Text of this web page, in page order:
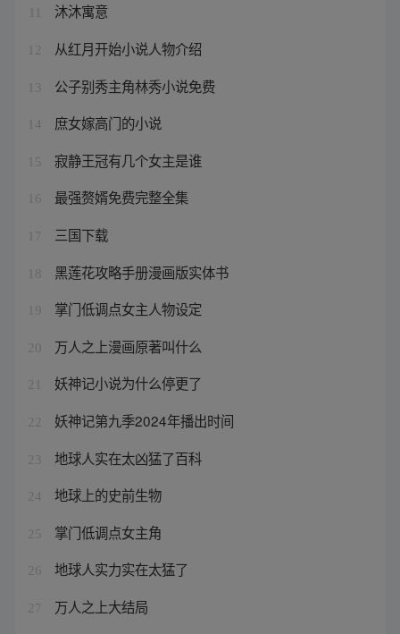
沐沐寓意
12 从红月开始小说人物介绍
13 公子别秀主角林秀小说免费
14 庶女嫁高门的小说
15 寂静王冠有几个女主是谁
16 最强赘婿免费完整全集
17 三国下载
18 黑莲花攻略手册漫画版实体书
19 掌门低调点女主人物设定
20 万人之上漫画原著叫什么
21 妖神记小说为什么停更了
22 妖神记第九季2024年播出时间
23 地球人实在太凶猛了百科
24 地球上的史前生物
25 掌门低调点女主角
26 地球人实力实在太猛了
27
万人之上大结局